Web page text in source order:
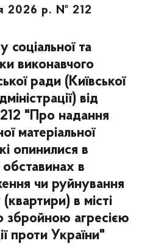
2026 р. № 212
та
виконавчого
ради (Київської
від
"Про надання
матеріальної
опинилися в
в
чи руйнування
в місті
збройною агресією
проти України"